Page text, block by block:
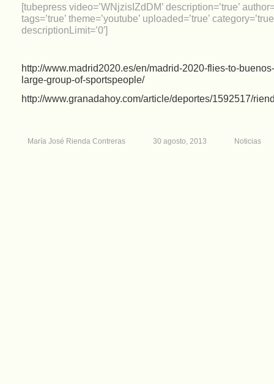
[tubepress video=’WNjzisIZdDM’ description=’true’
tags=’true’ theme=’youtube’ uploaded=’true’
descriptionLimit=’0′]
http://www.madrid2020.es/en/madrid-2020-flies-to-
large-group-of-sportspeople/
http://www.granadahoy.com/article/deportes/1592517/
María José Rienda Contreras 30 agosto, 2013 Noticias